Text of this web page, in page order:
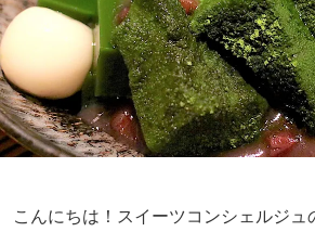
こんにちは！スイーツコンシェルジ